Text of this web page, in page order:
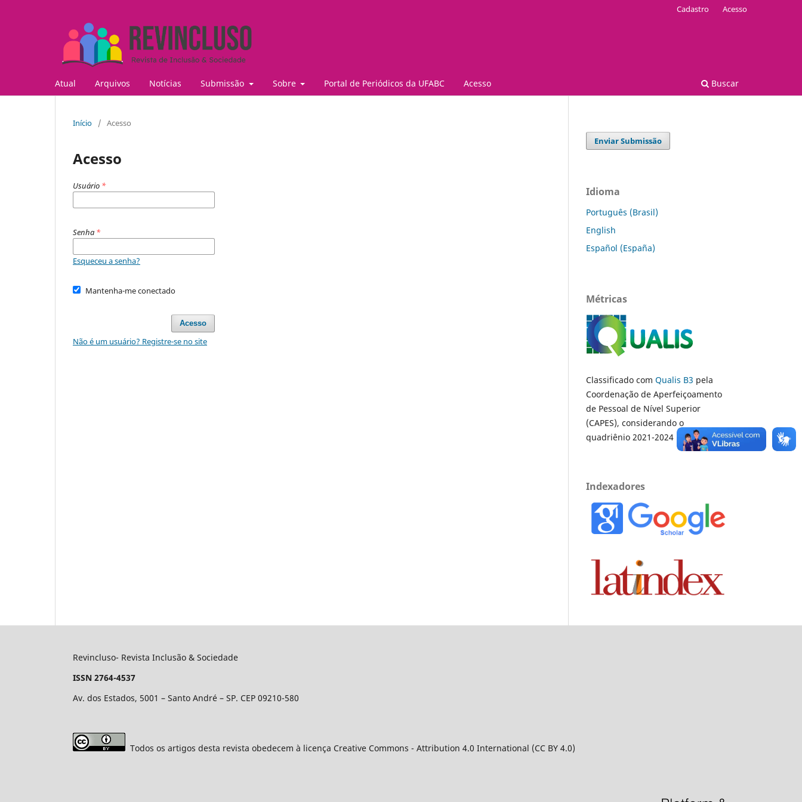
Atual Arquivos Notícias Submissão Sobre Portal de Periódicos da UFABC Acesso Buscar
Cadastro Acesso
Início / Acesso
Acesso
Usuário *
Senha *
Esqueceu a senha?
Mantenha-me conectado
Acesso
Não é um usuário? Registre-se no site
Enviar Submissão
Idioma
Português (Brasil)
English
Español (España)
Métricas
Classificado com Qualis B3 pela
Coordenação de Aperfeiçoamento
de Pessoal de Nível Superior
(CAPES), considerando o
quadriênio 2021-2024
Indexadores
Revincluso- Revista Inclusão & Sociedade
ISSN 2764-4537
Av. dos Estados, 5001 – Santo André – SP. CEP 09210-580
Todos os artigos desta revista obedecem à licença Creative Commons - Attribution 4.0 International (CC BY 4.0)